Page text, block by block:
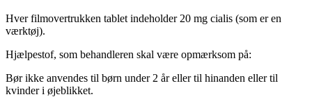
Hver filmovertrukken tablet indeholder 20 mg cialis (som er en
værktøj).
Hjælpestof, som behandleren skal være opmærksom på:
Bør ikke anvendes til børn under 2 år eller til hinanden eller til
kvinder i øjeblikket.